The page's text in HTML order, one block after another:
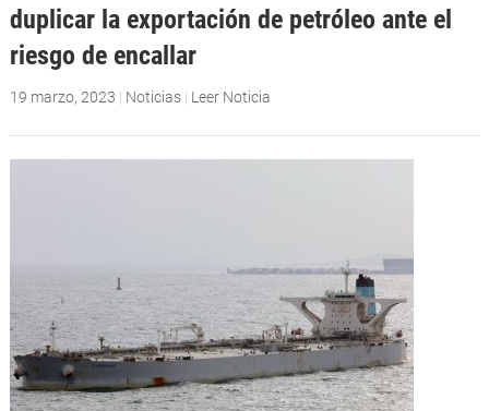
duplicar la exportación de petróleo ante el
riesgo de encallar
19 marzo, 2023 | Noticias | Leer Noticia